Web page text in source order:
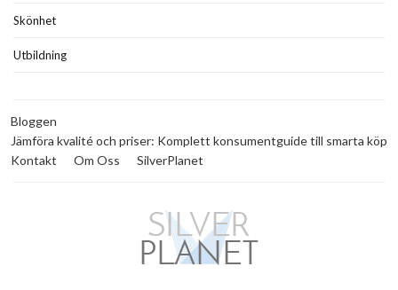
Skönhet
Utbildning
Bloggen
Jämföra kvalité och priser: Komplett konsumentguide till smarta köp
Kontakt
Om Oss SilverPlanet